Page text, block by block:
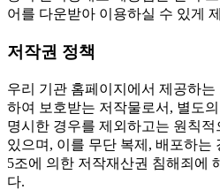
어를 다운받아 이용하실 수 있게
저작권 정책
우리 기관 홈페이지에서 제공하
하여 보호받는 저작물로서, 별도
명시한 경우를 제외하고는 원칙적
있으며, 이를 무단 복제, 배포하는
5조에 의한 저작재산권 침해죄에
다.